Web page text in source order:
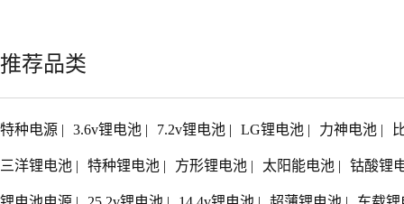
推荐品类
特种电源 | 3.6v锂电池 | 7.2v锂电池 | LG锂电池 | 力神电池 |
三洋锂电池 | 特种锂电池 | 方形锂电池 | 太阳能电池 | 钴酸锂